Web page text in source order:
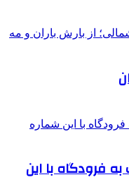
فرودگاه با این